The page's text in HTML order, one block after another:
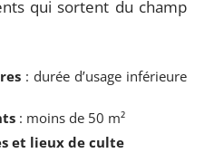
qui sortent du champ
: durée d’usage inférieure
: moins de 50 m²
et lieux de culte